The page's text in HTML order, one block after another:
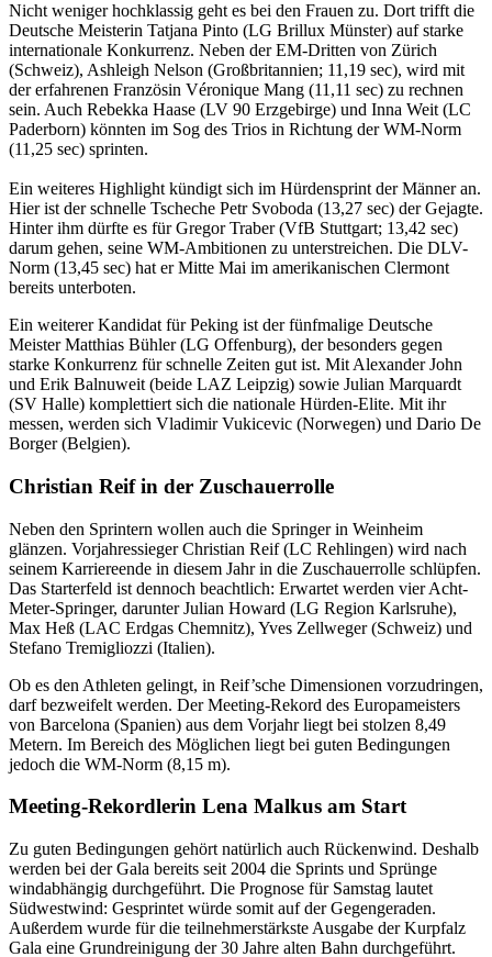
Nicht weniger hochklassig geht es bei den Frauen zu. Dort trifft die
Deutsche Meisterin Tatjana Pinto (LG Brillux Münster) auf starke
internationale Konkurrenz. Neben der EM-Dritten von Zürich
(Schweiz), Ashleigh Nelson (Großbritannien; 11,19 sec), wird mit
der erfahrenen Französin Véronique Mang (11,11 sec) zu rechnen
sein. Auch Rebekka Haase (LV 90 Erzgebirge) und Inna Weit (LC
Paderborn) könnten im Sog des Trios in Richtung der WM-Norm
(11,25 sec) sprinten.
Ein weiteres Highlight kündigt sich im Hürdensprint der Männer an.
Hier ist der schnelle Tscheche Petr Svoboda (13,27 sec) der Gejagte.
Hinter ihm dürfte es für Gregor Traber (VfB Stuttgart; 13,42 sec)
darum gehen, seine WM-Ambitionen zu unterstreichen. Die DLV-
Norm (13,45 sec) hat er Mitte Mai im amerikanischen Clermont
bereits unterboten.
Ein weiterer Kandidat für Peking ist der fünfmalige Deutsche
Meister Matthias Bühler (LG Offenburg), der besonders gegen
starke Konkurrenz für schnelle Zeiten gut ist. Mit Alexander John
und Erik Balnuweit (beide LAZ Leipzig) sowie Julian Marquardt
(SV Halle) komplettiert sich die nationale Hürden-Elite. Mit ihr
messen, werden sich Vladimir Vukicevic (Norwegen) und Dario De
Borger (Belgien).
Christian Reif in der Zuschauerrolle
Neben den Sprintern wollen auch die Springer in Weinheim
glänzen. Vorjahressieger Christian Reif (LC Rehlingen) wird nach
seinem Karriereende in diesem Jahr in die Zuschauerrolle schlüpfen.
Das Starterfeld ist dennoch beachtlich: Erwartet werden vier Acht-
Meter-Springer, darunter Julian Howard (LG Region Karlsruhe),
Max Heß (LAC Erdgas Chemnitz), Yves Zellweger (Schweiz) und
Stefano Tremigliozzi (Italien).
Ob es den Athleten gelingt, in Reif’sche Dimensionen vorzudringen,
darf bezweifelt werden. Der Meeting-Rekord des Europameisters
von Barcelona (Spanien) aus dem Vorjahr liegt bei stolzen 8,49
Metern. Im Bereich des Möglichen liegt bei guten Bedingungen
jedoch die WM-Norm (8,15 m).
Meeting-Rekordlerin Lena Malkus am Start
Zu guten Bedingungen gehört natürlich auch Rückenwind. Deshalb
werden bei der Gala bereits seit 2004 die Sprints und Sprünge
windabhängig durchgeführt. Die Prognose für Samstag lautet
Südwestwind: Gesprintet würde somit auf der Gegengeraden.
Außerdem wurde für die teilnehmerstärkste Ausgabe der Kurpfalz
Gala eine Grundreinigung der 30 Jahre alten Bahn durchgeführt.